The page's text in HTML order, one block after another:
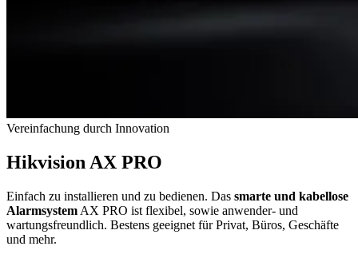
Vereinfachung durch Innovation
Hikvision AX PRO
Einfach zu installieren und zu bedienen. Das smarte und kabellose
Alarmsystem AX PRO ist flexibel, sowie anwender- und
wartungsfreundlich. Bestens geeignet für Privat, Büros, Geschäfte
und mehr.